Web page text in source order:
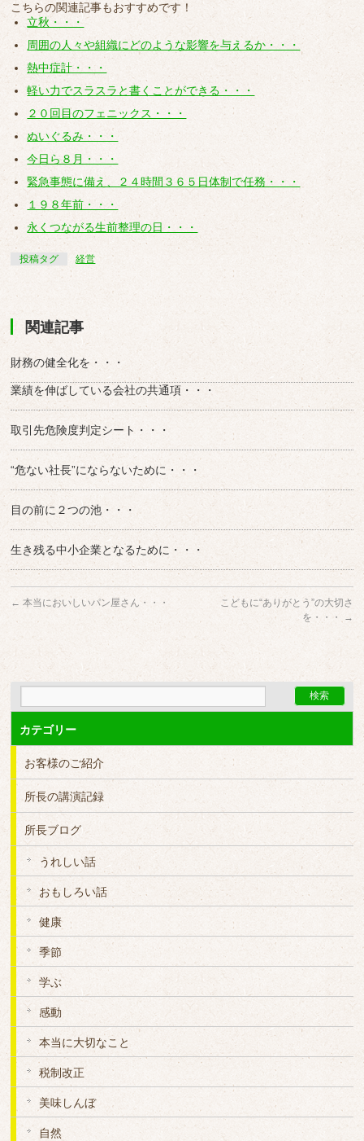
こちらの関連記事もおすすめです！
立秋・・・
周囲の人々や組織にどのような影響を与えるか・・・
熱中症計・・・
軽い力でスラスラと書くことができる・・・
２０回目のフェニックス・・・
ぬいぐるみ・・・
今日ら８月・・・
緊急事態に備え、２４時間３６５日体制で任務・・・
１９８年前・・・
永くつながる生前整理の日・・・
投稿タグ 経営
関連記事
財務の健全化を・・・
業績を伸ばしている会社の共通項・・・
取引先危険度判定シート・・・
“危ない社長”にならないために・・・
目の前に２つの池・・・
生き残る中小企業となるために・・・
← 本当においしいパン屋さん・・・
こどもに“ありがとう”の大切さ
を・・・
→
カテゴリー
お客様のご紹介
所長の講演記録
所長ブログ
うれしい話
おもしろい話
健康
季節
学ぶ
感動
本当に大切なこと
税制改正
美味しんぼ
自然